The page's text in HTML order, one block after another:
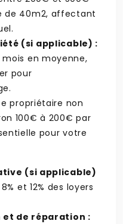
de 40m2, affectant
(si applicable) :
en moyenne,
pour
propriétaire non
100€ à 200€ par
pour votre
(si applicable)
et 12% des loyers
et de réparation :